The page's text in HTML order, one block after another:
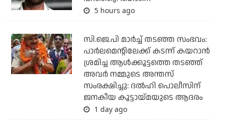
5 hours ago
സി.ജെ.പി മാര്‍ച്ച് തടഞ്ഞ സംഭവം:
പാര്‍ലമെന്റിലേക്ക് കടന്ന് കയറാന്‍
ശ്രമിച്ച ആള്‍ക്കൂട്ടത്തെ തടഞ്ഞ്
അവര്‍ നമ്മുടെ അന്തസ്
സംരക്ഷിച്ചു: ദല്‍ഹി പൊലീസിന്
ജനകീയ കൂട്ടായ്മയുടെ ആദരം
1 day ago